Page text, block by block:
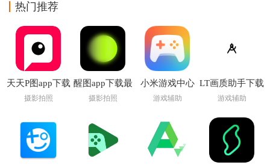
热门推荐
天天P图app下载
安装免费手机版
摄影拍照
醒图app下载最
新版
摄影拍照
小米游戏中心
app官方正版
游戏辅助
LT画质助手下载
官方
游戏辅助